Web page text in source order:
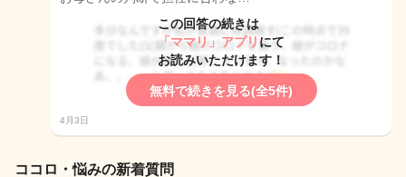
この回答の続きは
「ママリ」アプリ にて
お読みいただけます！
無料で続きを見る(全5件)
4月3日
ココロ・悩みの新着質問